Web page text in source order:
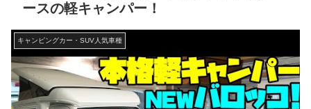
ースの軽キャンパー！
キャンピングカー・SUV人気車種